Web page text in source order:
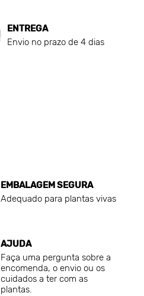
ENTREGA
Envio no prazo de 4 dias
EMBALAGEM SEGURA
Adequado para plantas vivas
AJUDA
Faça uma pergunta sobre a
encomenda, o envio ou os
cuidados a ter com as
plantas.